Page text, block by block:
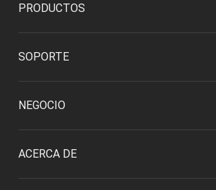
PRODUCTOS
SOPORTE
NEGOCIO
ACERCA DE